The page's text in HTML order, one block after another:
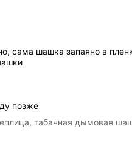
сама шашка запаяно в
позже
табачная дымовая